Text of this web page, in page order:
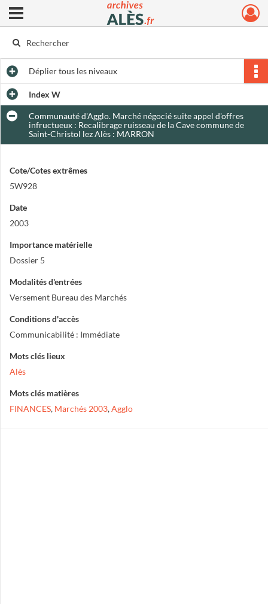
Archives municipales d'Alès
Ouvrir le menu déroulant
Dépliertous les niveaux
Index W
Communauté d'Agglo. Marché négocié suite appel d'offres
infructueux : Recalibrage ruisseau de la Cave commune de
Saint-Christol lez Alès : MARRON
Cote/Cotes extrêmes
5W928
Date
2003
Importance matérielle
Dossier 5
Modalités d'entrées
Versement Bureau des Marchés
Conditions d'accès
Communicabilité : Immédiate
Mots clés lieux
Alès
Mots clés matières
FINANCES, Marchés 2003,Agglo